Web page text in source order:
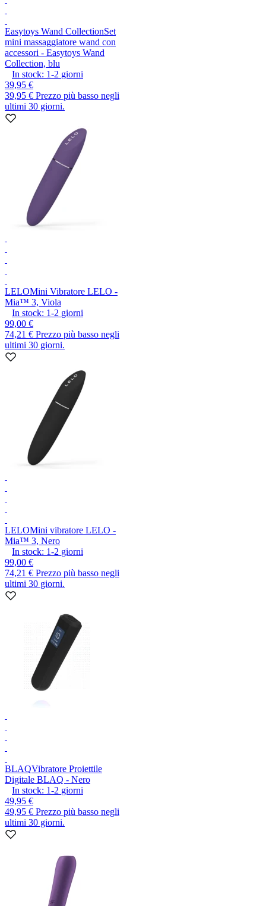
Easytoys Wand CollectionSet
mini massaggiatore wand con
accessori - Easytoys Wand
Collection, blu
In stock: 1-2 giorni
39,95 €
39,95 € Prezzo più basso negli
ultimi 30 giorni.
LELOMini Vibratore LELO -
Mia™ 3, Viola
In stock: 1-2 giorni
99,00 €
74,21 € Prezzo più basso negli
ultimi 30 giorni.
LELOMini vibratore LELO -
Mia™ 3, Nero
In stock: 1-2 giorni
99,00 €
74,21 € Prezzo più basso negli
ultimi 30 giorni.
BLAQVibratore Proiettile
Digitale BLAQ - Nero
In stock: 1-2 giorni
49,95 €
49,95 € Prezzo più basso negli
ultimi 30 giorni.